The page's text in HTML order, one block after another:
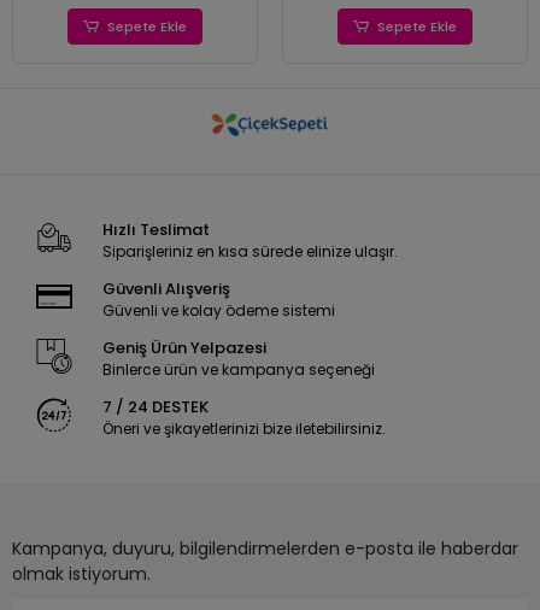
Sepete Ekle Sepete Ekle
Hızlı Teslimat
Siparişleriniz en kısa sürede elinize ulaşır.
Güvenli Alışveriş
Güvenli ve kolay ödeme sistemi
Geniş Ürün Yelpazesi
Binlerce ürün ve kampanya seçeneği
7 / 24 DESTEK
Öneri ve şikayetlerinizi bize iletebilirsiniz.
Kampanya, duyuru, bilgilendirmelerden e-posta ile haberdar
olmak istiyorum.